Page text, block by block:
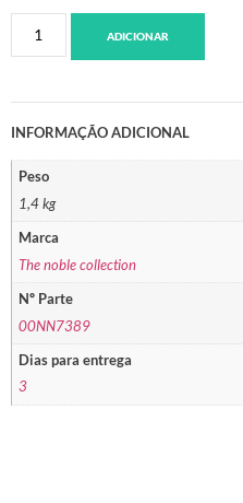
ADICIONAR
INFORMAÇÃO ADICIONAL
Peso
1,4 kg
Marca
The noble collection
Nº Parte
00NN7389
Dias para entrega
3